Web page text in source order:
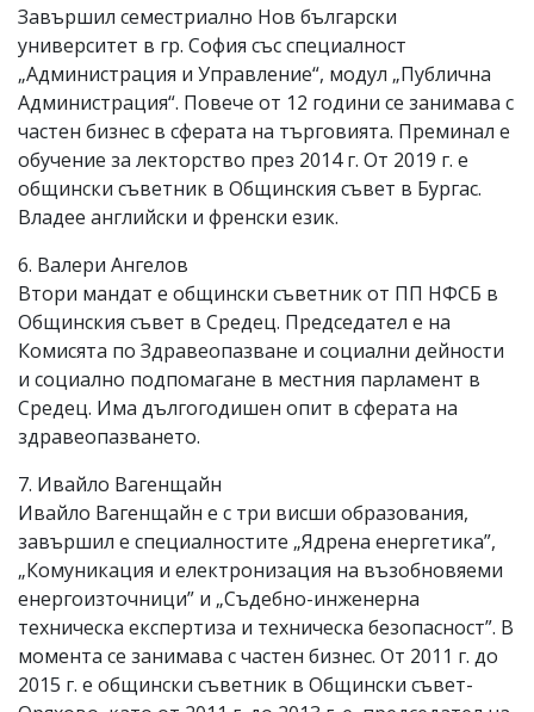
Завършил семестриално Нов български
университет в гр. София със специалност
„Администрация и Управление“, модул „Публична
Администрация“. Повече от 12 години се занимава с
частен бизнес в сферата на търговията. Преминал е
обучение за лекторство през 2014 г. От 2019 г. е
общински съветник в Общинския съвет в Бургас.
Владее английски и френски език.
6. Валери Ангелов
Втори мандат е общински съветник от ПП НФСБ в
Общинския съвет в Средец. Председател е на
Комисята по Здравеопазване и социални дейности
и социално подпомагане в местния парламент в
Средец. Има дългогодишен опит в сферата на
здравеопазването.
7. Ивайло Вагенщайн
Ивайло Вагенщайн е с три висши образования,
завършил е специалностите „Ядрена енергетика”,
„Комуникация и електронизация на възобновяеми
енергоизточници” и „Съдебно-инженерна
техническа експертиза и техническа безопасност”. В
момента се занимава с частен бизнес. От 2011 г. до
2015 г. е общински съветник в Общински съвет-